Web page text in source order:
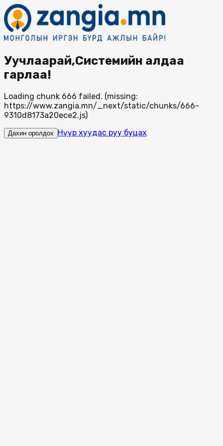
Уучлаарай,Системийн алдаа
гарлаа!
Loading chunk 666 failed. (missing:
https://www.zangia.mn/_next/static/chunks/666-
9310d8173a20ece2.js)
Дахин оролдох Нүүр хуудас руу буцах